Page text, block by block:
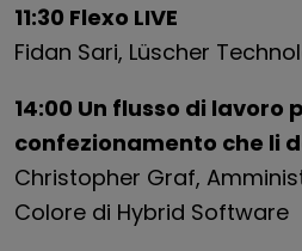
11:30 Flexo LIVE
Fidan Sari, Lüscher
14:00 Un flusso di lavoro
confezionamento che li
Christopher Graf,
Colore di Hybrid Software